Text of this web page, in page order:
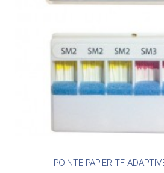
POINTE PAPIER TF